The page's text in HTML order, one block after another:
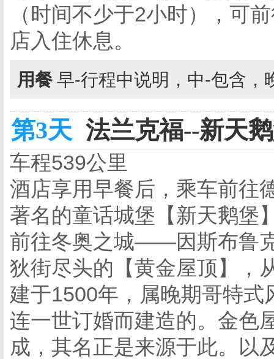
（时间不少于2小时），可
店入住休息。
用餐 早-行程中说明，中-包含，
第3天 法兰克福--新天
车程539公里
酒店享用早餐后，乘车前往
著名的童话城堡【新天鹅堡
前往冬奥之城——因斯布鲁
狄街尽头的【黄金屋顶】，
建于1500年，属晚期哥特
连一世订婚而建造的。金色
成，其名正是来源于此。